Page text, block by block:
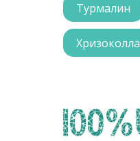
Турмалин
Хризоколла